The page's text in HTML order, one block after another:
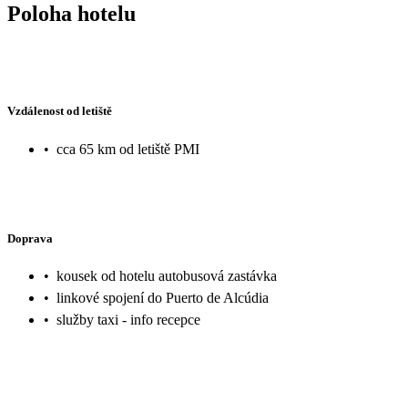
Poloha hotelu
Vzdálenost od letiště
• cca 65 km od letiště PMI
Doprava
• kousek od hotelu autobusová zastávka
• linkové spojení do Puerto de Alcúdia
• služby taxi - info recepce